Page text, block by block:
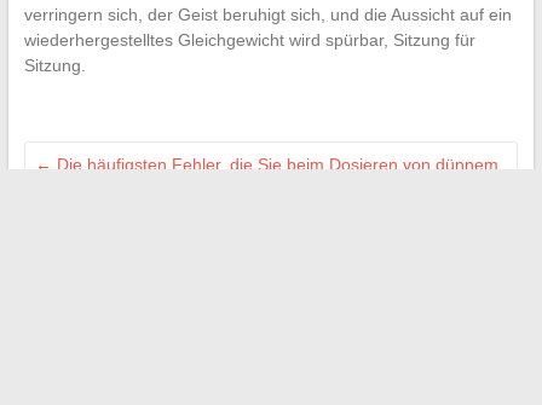
verringern sich, der Geist beruhigt sich, und die Aussicht auf ein
wiederhergestelltes Gleichgewicht wird spürbar, Sitzung für
Sitzung.
← Die häufigsten Fehler, die Sie beim Dosieren von dünnem